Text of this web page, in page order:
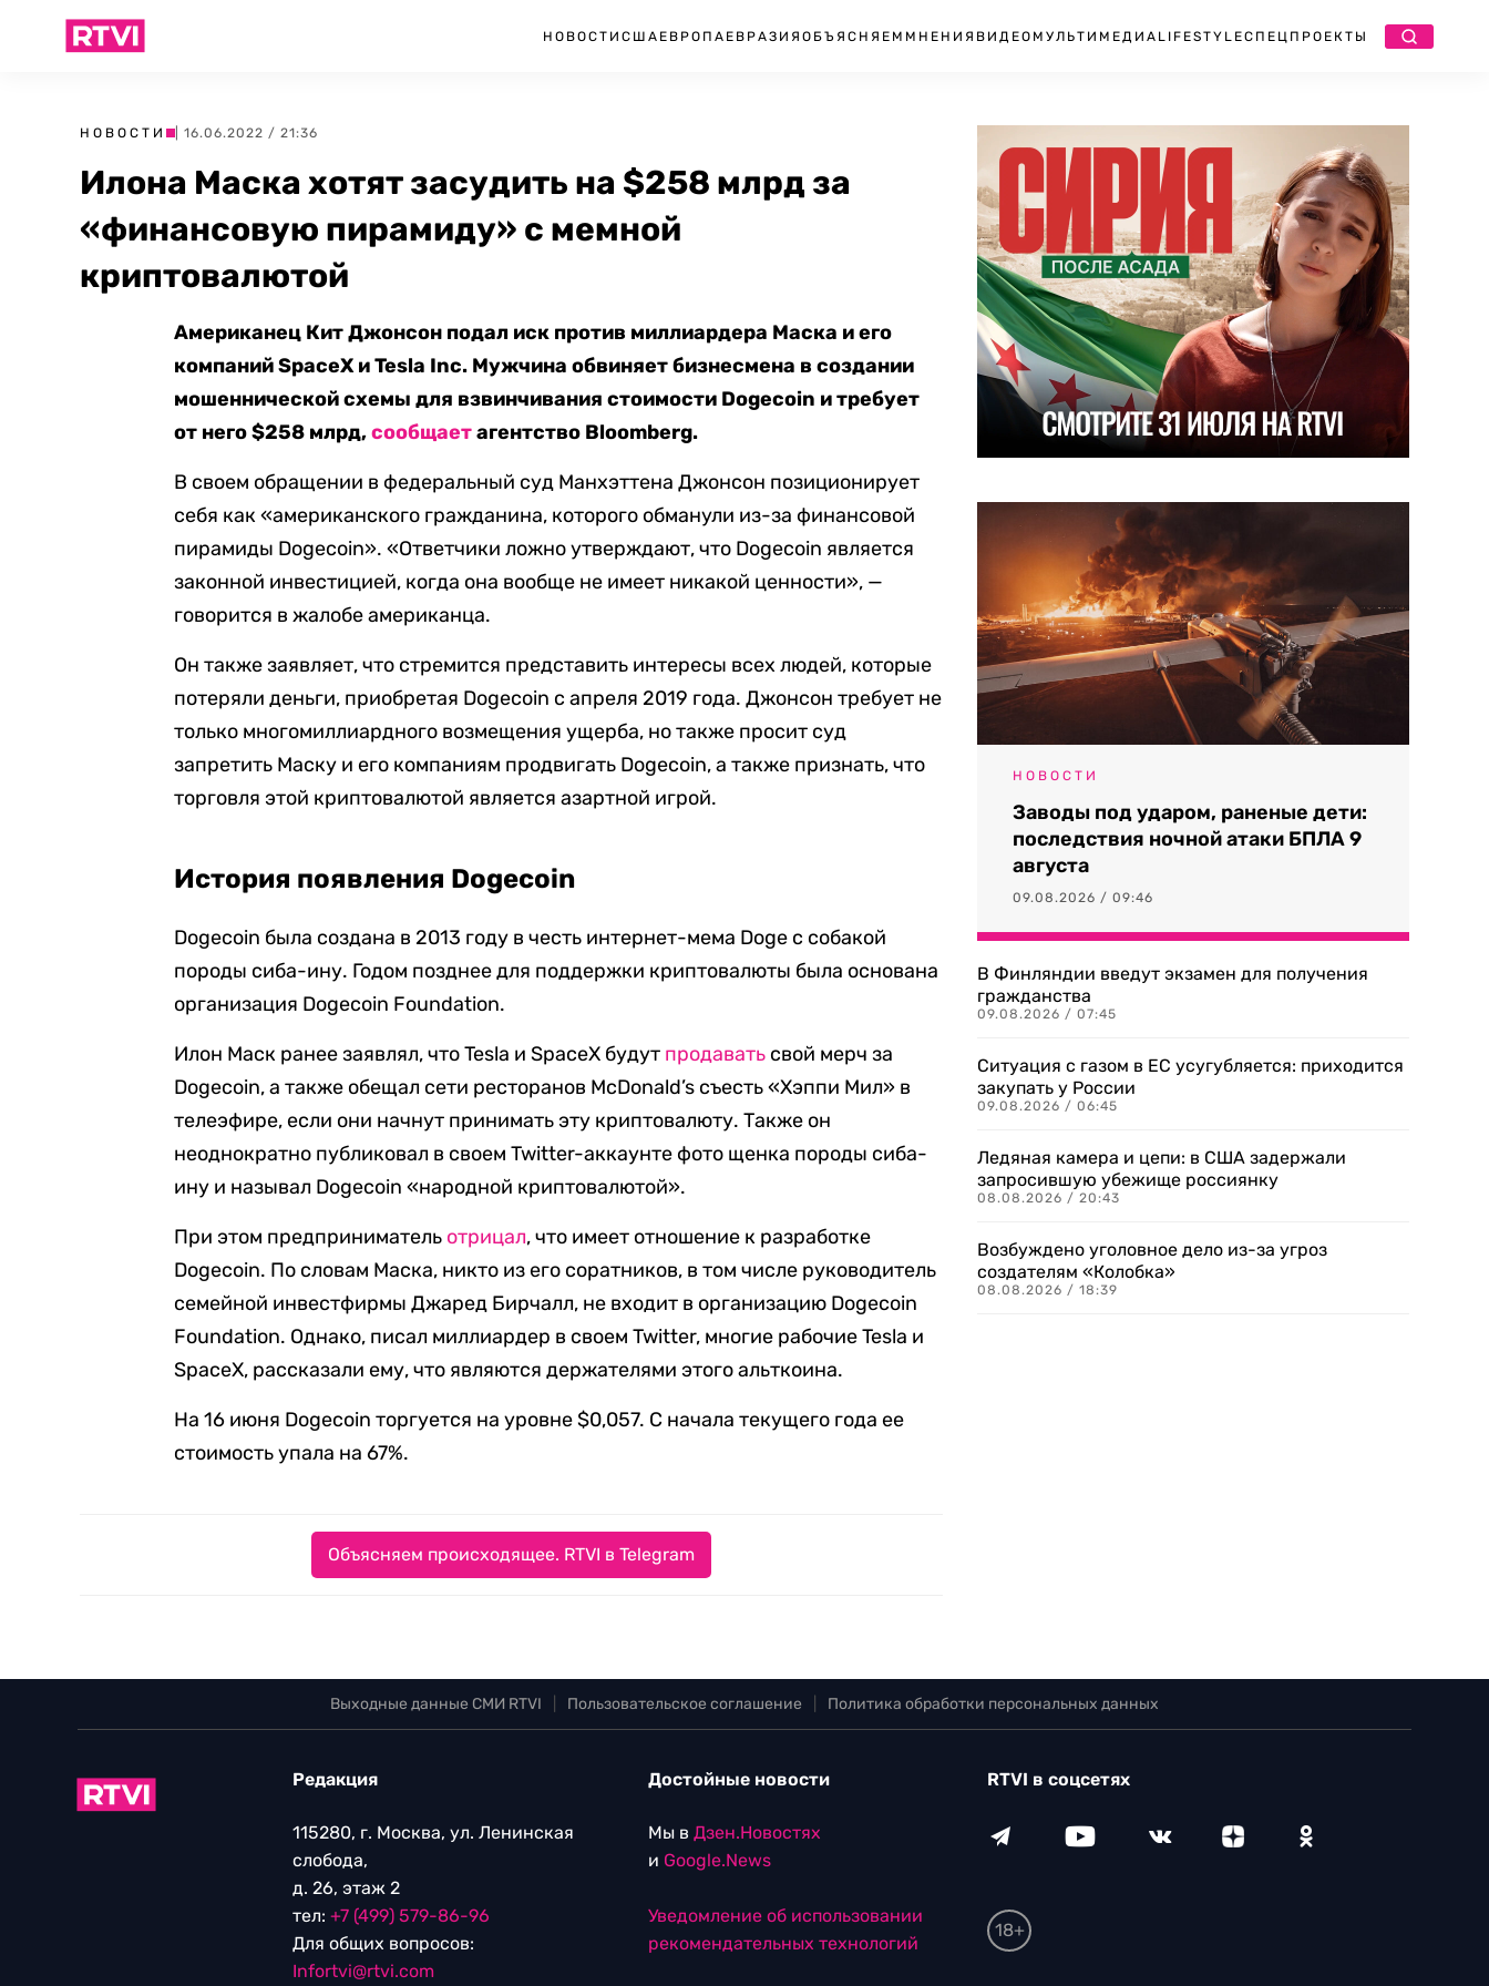
НОВОСТИ США ЕВРОПА ЕВРАЗИЯ ОБЪЯСНЯЕМ МНЕНИЯ ВИДЕО МУЛЬТИМЕДИА LIFESTYLEСПЕЦПРОЕКТЫ
НОВОСТИ | 16.06.2022 / 21:36
Илона Маска хотят засудить на $258 млрд за
«финансовую пирамиду» с мемной
криптовалютой
Американец Кит Джонсон подал иск против миллиардера Маска и его
компаний SpaceX и Tesla Inc. Мужчина обвиняет бизнесмена в создании
мошеннической схемы для взвинчивания стоимости Dogecoin и требует
от него $258 млрд,сообщаетагентство Bloomberg.
В своем обращении в федеральный суд Манхэттена Джонсон позиционирует
себя как «американского гражданина, которого обманули из-за финансовой
пирамиды Dogecoin». «Ответчики ложно утверждают, что Dogecoin является
законной инвестицией, когда она вообще не имеет никакой ценности», —
говорится в жалобе американца.
Он также заявляет, что стремится представить интересы всех людей, которые
потеряли деньги, приобретая Dogecoin с апреля 2019 года. Джонсон требует не
только многомиллиардного возмещения ущерба, но также просит суд
запретить Маску и его компаниям продвигать Dogecoin, а также признать, что
торговля этой криптовалютой является азартной игрой.
История появления Dogecoin
Dogecoin была создана в 2013 году в честь интернет-мема Doge с собакой
породы сиба-ину. Годом позднее для поддержки криптовалюты была основана
организация Dogecoin Foundation.
Илон Маск ранее заявлял, что Tesla и SpaceX будут продавать свой мерч за
Dogecoin, а также обещал сети ресторанов McDonald’s съесть «Хэппи Мил» в
телеэфире, если они начнут принимать эту криптовалюту. Также он
неоднократно публиковал в своем Twitter-аккаунте фото щенка породы сиба-
ину и называл Dogecoin «народной криптовалютой».
При этом предприниматель отрицал, что имеет отношение к разработке
Dogecoin. По словам Маска, никто из его соратников, в том числе руководитель
семейной инвестфирмы Джаред Бирчалл, не входит в организацию Dogecoin
Foundation. Однако, писал миллиардер в своем Twitter, многие рабочие Tesla и
SpaceX, рассказали ему, что являются держателями этого альткоина.
На 16 июня Dogecoin торгуется на уровне $0,057. С начала текущего года ее
стоимость упала на 67%.
Объясняем происходящее. RTVI в Telegram
НОВОСТИ
Заводы под ударом, раненые дети:
последствия ночной атаки БПЛА 9
августа
09.08.2026 / 09:46
В Финляндии введут экзамен для получения
гражданства
09.08.2026 / 07:45
Ситуация с газом в ЕС усугубляется: приходится
закупать у России
09.08.2026 / 06:45
Ледяная камера и цепи: в США задержали
запросившую убежище россиянку
08.08.2026 / 20:43
Возбуждено уголовное дело из-за угроз
создателям «Колобка»
08.08.2026 / 18:39
Выходные данные СМИ RTVI Пользовательское соглашение Политика обработки персональных данных
Редакция
115280, г. Москва, ул. Ленинская
слобода,
д. 26, этаж 2
тел: +7 (499) 579-86-96
Для общих вопросов:
Infortvi@rtvi.com
Достойные новости
Мы в Дзен.Новостях
и Google.News
Уведомление об использовании
рекомендательных технологий
RTVI в соцсетях
18+